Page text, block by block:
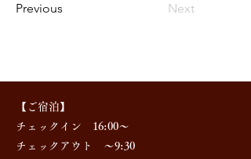
Previous Next
【ご宿泊】
チェックイン 16:00～
チェックアウト ～9:30